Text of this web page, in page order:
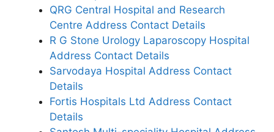
QRG Central Hospital and Research
Centre Address Contact Details
R G Stone Urology Laparoscopy Hospital
Address Contact Details
Sarvodaya Hospital Address Contact
Details
Fortis Hospitals Ltd Address Contact
Details